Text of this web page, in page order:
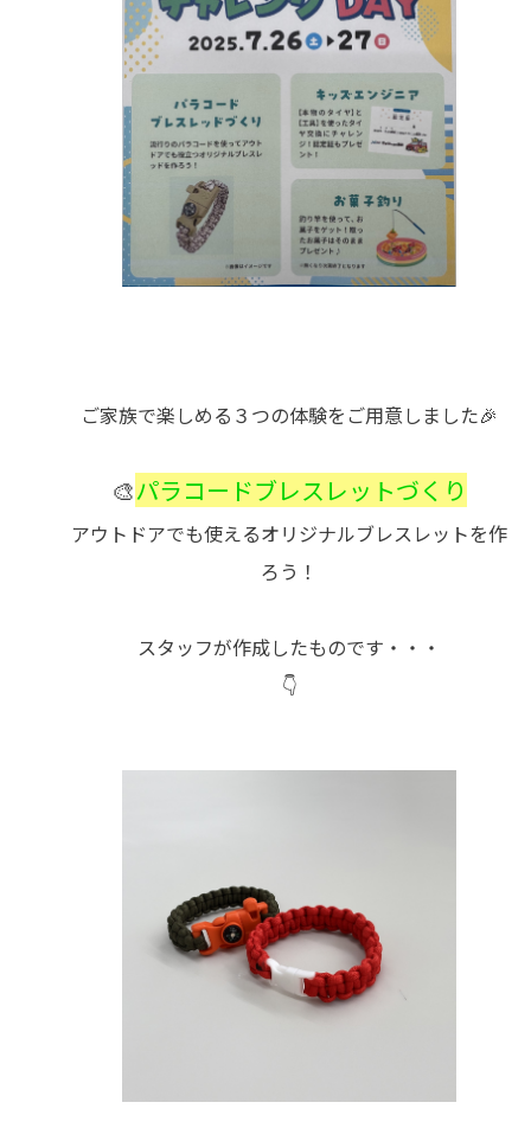
ご家族で楽しめる３つの体験をご用意しました🎉
🎨パラコードブレスレットづくり
アウトドアでも使えるオリジナルブレスレットを作
ろう！
スタッフが作成したものです・・・
👇